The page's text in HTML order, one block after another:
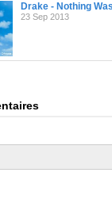
Drake - Nothing
23 Sep 2013